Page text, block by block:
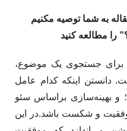
به شما توصیه مکنیم
را مطالعه کنید
برای جستجوی یک موضوع،
دانستن اینکه کدام عامل
و بهینه‌سازی براساس سئو
و شکست باشد.در این